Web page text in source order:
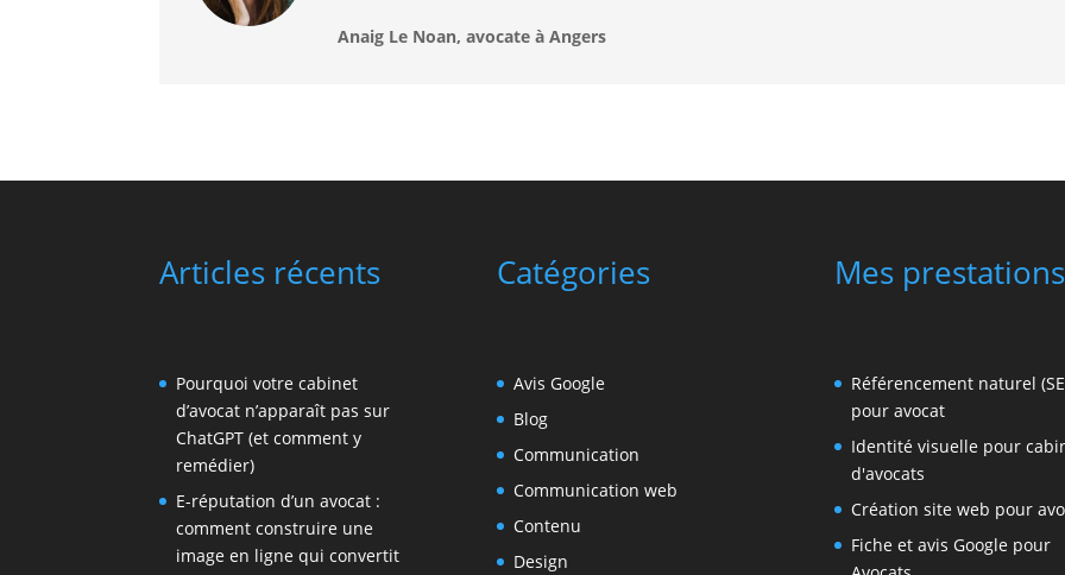
Anaig Le Noan, avocate à Angers
Articles récents
Pourquoi votre cabinet
d’avocat n’apparaît pas sur
ChatGPT (et comment y
remédier)
E-réputation d’un avocat :
comment construire une
image en ligne qui convertit
Catégories
Avis Google
Blog
Communication
Communication web
Contenu
Design
Mes prestations
Référencement naturel
pour avocat
Identité visuelle pour
d'avocats
Création site web pour
Fiche et avis Google pour